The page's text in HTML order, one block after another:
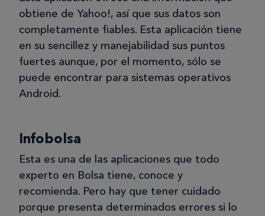
obtiene de Yahoo!, así que sus datos son
completamente fiables. Esta aplicación tiene
en su sencillez y manejabilidad sus puntos
fuertes aunque, por el momento, sólo se
puede encontrar para sistemas operativos
Android.
Infobolsa
Esta es una de las aplicaciones que todo
experto en Bolsa tiene, conoce y
recomienda. Pero hay que tener cuidado
porque presenta determinados errores si lo